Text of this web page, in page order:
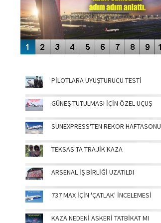
PİLOTLARA UYUŞTURUCU TESTİ
GÜNEŞ TUTULMASI İÇİN ÖZEL UÇUŞ
SUNEXPRESS'TEN REKOR HAFTASONU
TEKSAS'TA TRAJİK KAZA
ARSENAL İŞ BİRLİĞİ UZATILDI
737 MAX İÇİN 'ÇATLAK' İNCELEMESİ
KAZA NEDENİ ASKERİ TATBİKAT MI